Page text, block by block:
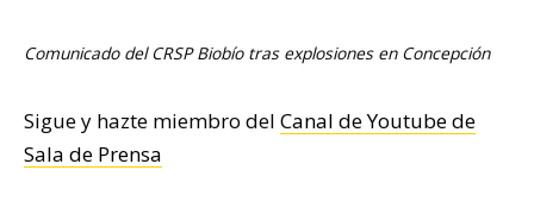
Comunicado del CRSP Biobío tras explosiones en Concepción
Sigue y hazte miembro del Canal de Youtube de
Sala de Prensa